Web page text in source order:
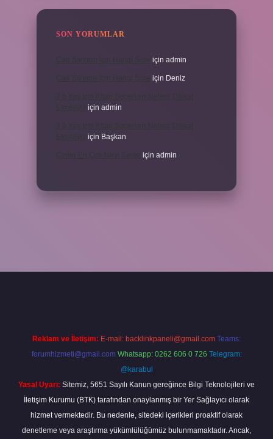
SON YORUMLAR
için admin
için Deniz
için admin
için Başkan
için admin
Reklam ve İletişim: E-mail: backlinkpaneli@gmail.com Teams:
forumhizmeti@gmail.com Whatsapp: 0262 606 0 726 Telegram:
@karabul
Yasal Uyarı: Sitemiz, 5651 Sayılı Kanun gereğince Bilgi Teknolojileri ve
İletişim Kurumu (BTK) tarafından onaylanmış bir Yer Sağlayıcı olarak
hizmet vermektedir. Bu nedenle, sitedeki içerikleri proaktif olarak
denetleme veya araştırma yükümlülüğümüz bulunmamaktadır. Ancak,